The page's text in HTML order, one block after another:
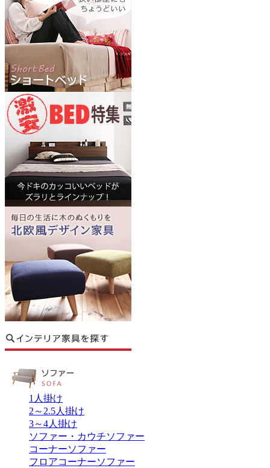
1人掛け
2～2.5人掛け
3～4人掛け
ソファー・カウチソファー
コーナーソファー
フロアコーナーソファー